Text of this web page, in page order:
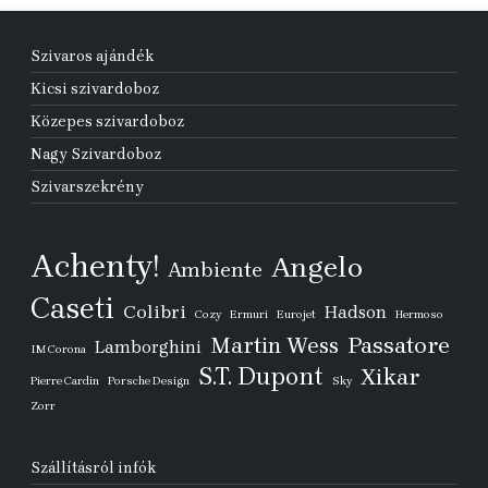
Szivaros ajándék
Kicsi szivardoboz
Közepes szivardoboz
Nagy Szivardoboz
Szivarszekrény
Achenty! Ambiente Angelo
Caseti Colibri Cozy Ermuri Eurojet Hadson Hermoso
IM Corona Lamborghini Martin Wess Passatore
Pierre Cardin Porsche Design S.T. Dupont Sky Xikar
Zorr
Szállításról infók